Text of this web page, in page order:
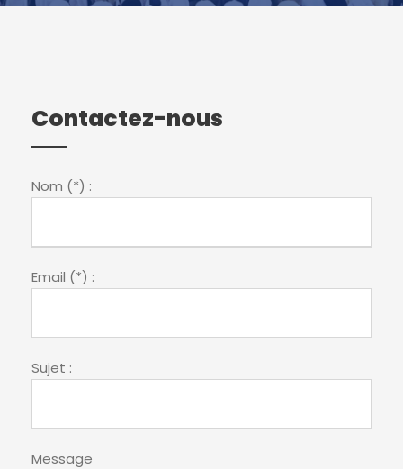
Contactez-nous
Nom (*) :
Email (*) :
Sujet :
Message